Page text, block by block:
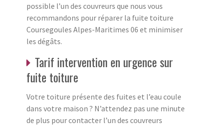
possible l’un des couvreurs que nous vous
recommandons pour réparer la fuite toiture
Coursegoules Alpes-Maritimes 06 et minimiser
les dégâts.
Tarif intervention en urgence sur
fuite toiture
Votre toiture présente des fuites et l’eau coule
dans votre maison ? N’attendez pas une minute
de plus pour contacter l’un des couvreurs